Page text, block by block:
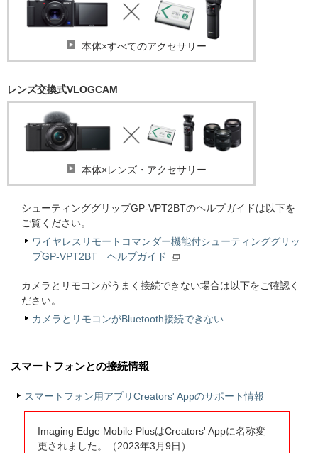
本体×すべてのアクセサリー
レンズ交換式VLOGCAM
本体×レンズ・アクセサリー
シューティンググリップGP-VPT2BTのヘルプガイドは以下を
ご覧ください。
ワイヤレスリモートコマンダー機能付シューティンググリッ
プGP-VPT2BT ヘルプガイド
カメラとリモコンがうまく接続できない場合は以下をご確認く
ださい。
カメラとリモコンがBluetooth接続できない
スマートフォンとの接続情報
スマートフォン用アプリCreators' Appのサポート情報
Imaging Edge Mobile PlusはCreators' Appに名称変
更されました。（2023年3月9日）